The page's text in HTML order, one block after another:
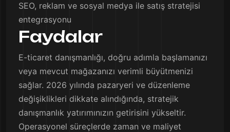
SEO, reklam ve sosyal medya ile satış stratejisi
entegrasyonu
Faydalar
E-ticaret danışmanlığı, doğru adımla başlamanızı
veya mevcut mağazanızı verimli büyütmenizi
sağlar. 2026 yılında pazaryeri ve düzenleme
değişiklikleri dikkate alındığında, stratejik
danışmanlık yatırımınızın getirisini yükseltir.
Operasyonel süreçlerde zaman ve maliyet